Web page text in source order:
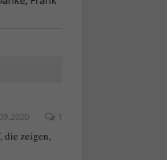
1
die zeigen,